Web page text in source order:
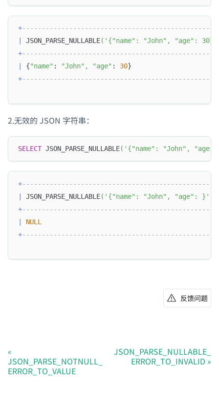
+
JSON_PARSE_NULLABLE( '{"name": "John", "age": 30}'
+
{"name" : "John" , "age" : 30
+
2.无效的 JSON 字符串：
SELECT JSON_PARSE_NULLABLE( '{"name": "John",
+
|
JSON_PARSE_NULLABLE( '{"name": "John", "age": }'
+
|
NULL
+
反馈问题
JSON_PARSE_NOTNULL_
ERROR_TO_VALUE
JSON_PARSE_NULLABLE_
ERROR_TO_INVALID